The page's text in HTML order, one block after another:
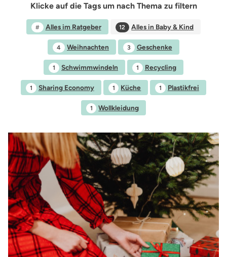
Klicke auf die Tags um nach Thema zu filtern
# Alles im Ratgeber 12 Alles in Baby & Kind
4 Weihnachten 3 Geschenke
1 Schwimmwindeln 1 Recycling
1 Sharing Economy 1 Küche 1 Plastikfrei
1 Wollkleidung